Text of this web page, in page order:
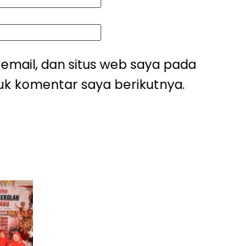
dan situs web saya pada
komentar saya berikutnya.